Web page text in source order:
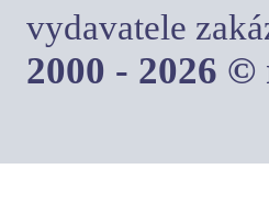
vydavatele
2000 - 2026